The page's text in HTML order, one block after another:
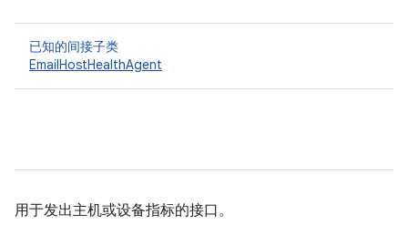
已知的间接子类
EmailHostHealthAgent
用于发出主机或设备指标的接口。